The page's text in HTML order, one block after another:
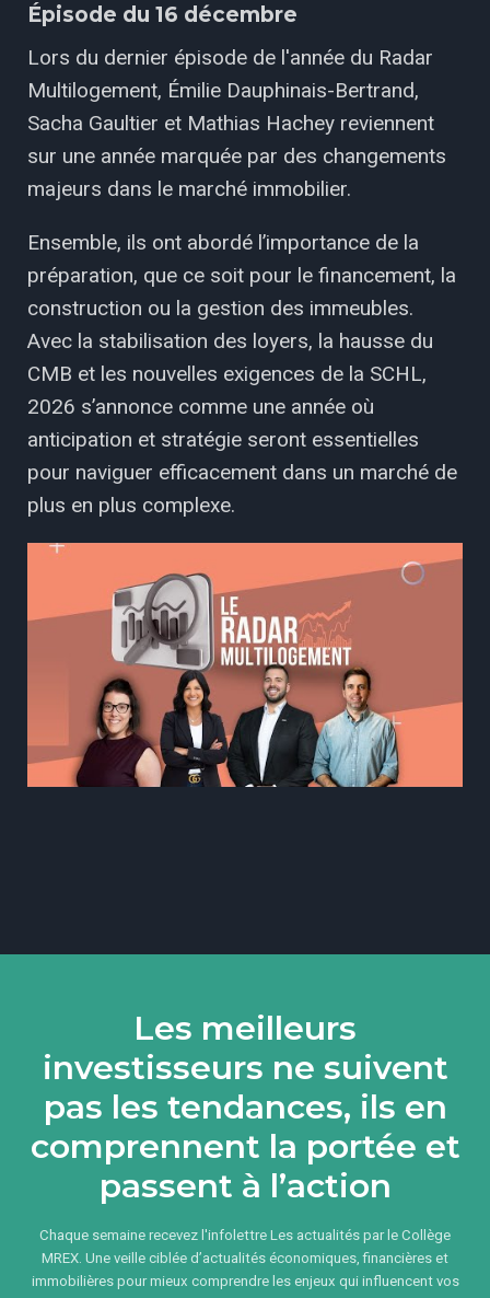
Épisode du 16 décembre
Lors du dernier épisode de l'année du Radar
Multilogement, Émilie Dauphinais-Bertrand,
Sacha Gaultier et Mathias Hachey reviennent
sur une année marquée par des changements
majeurs dans le marché immobilier.
Ensemble, ils ont abordé l’importance de la
préparation, que ce soit pour le financement, la
construction ou la gestion des immeubles.
Avec la stabilisation des loyers, la hausse du
CMB et les nouvelles exigences de la SCHL,
2026 s’annonce comme une année où
anticipation et stratégie seront essentielles
pour naviguer efficacement dans un marché de
plus en plus complexe.
Les meilleurs
investisseurs ne suivent
pas les tendances, ils en
comprennent la portée et
passent à l’action
Chaque semaine recevez l'infolettre Les actualités par le Collège
MREX. Une veille ciblée d’actualités économiques, financières et
immobilières pour mieux comprendre les enjeux qui influencent vos